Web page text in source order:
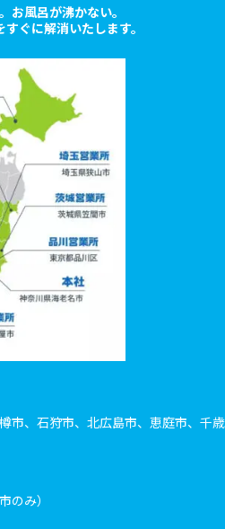
お風呂が沸かない。
ぐに解消いたします。
市、石狩市、北広島市、恵庭市、千歳
のみ）